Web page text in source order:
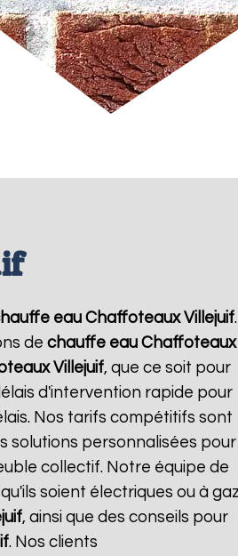
eau Chaffoteaux Villejuif.
de chauffe eau Chaffoteaux
Villejuif, que ce soit pour
d'intervention rapide pour
Nos tarifs compétitifs sont
solutions personnalisées pour
collectif. Notre équipe de
qu'ils soient électriques ou à
, ainsi que des conseils pour
. Nos clients